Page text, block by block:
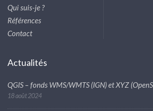
Qui suis-je ?
Références
Contact
Actualités
QGIS – fonds WMS/WMTS (IGN) et XYZ
18 août 2024